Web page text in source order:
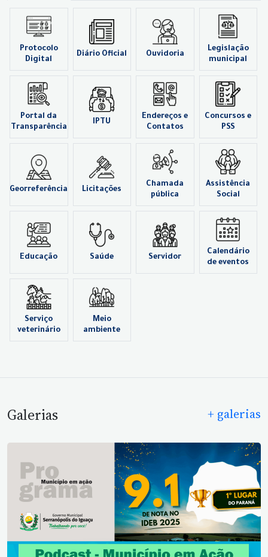
Protocolo
Digital
Diário Oficial Ouvidoria
Legislação
municipal
Portal da
Transparência
IPTU
Endereços e
Contatos
Concursos e
PSS
Georreferência Licitações
Chamada
pública
Assistência
Social
Educação Saúde Servidor
Calendário
de eventos
Serviço
veterinário
Meio
ambiente
Galerias + galerias